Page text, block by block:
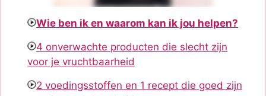
Wie ben ik en waarom kan ik jou helpen?
4 onverwachte producten die slecht zijn
voor je vruchtbaarheid
2 voedingsstoffen en 1 recept die goed zijn